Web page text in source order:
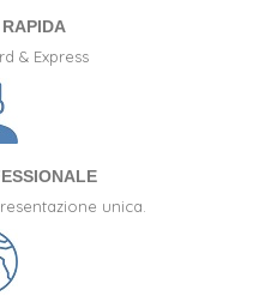
& Express
unica.